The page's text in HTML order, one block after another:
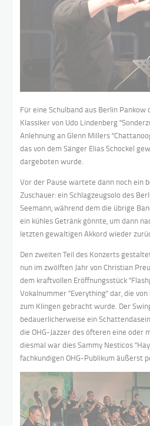
Für eine Schulband aus Berlin
Klassiker von Udo Lindenberg
Anlehnung an Glenn Millers
das von dem Sänger Elias Schockel
dargeboten wurde.
Vor der Pause wartete dann noch ein
Zuschauer: ein Schlagzeugsolo des
Seemann, während dem die übrige
ein kühles Getränk gönnte, um dann
letzten gewaltigen Akkord wieder
Den zweiten Teil des Konzerts
nun im zwölften Jahr von Christian
dem kraftvollen Eröffnungsstück
Vokalnummer "Everything" dar, die
zum Klingen gebracht wurde. Der
bedauerlicherweise ein
die OHG-Jazzer des öfteren eine oder
diesmal war dies Sammy Nesticos
fachkundigen OHG-Publikum äußerst